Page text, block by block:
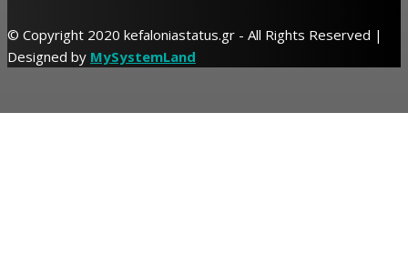
© Copyright 2020 kefaloniastatus.gr - All Rights Reserved |
Designed by MySystemLand